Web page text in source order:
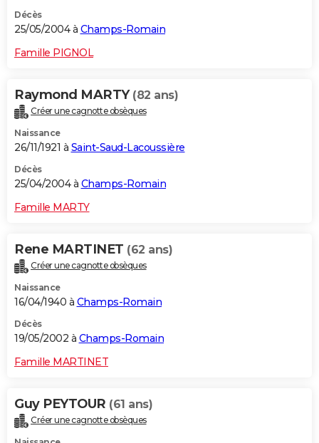
Décès
25/05/2004 à Champs-Romain
Famille PIGNOL
Raymond MARTY (82 ans)
Créer une cagnotte obsèques
Naissance
26/11/1921 à Saint-Saud-Lacoussière
Décès
25/04/2004 à Champs-Romain
Famille MARTY
Rene MARTINET (62 ans)
Créer une cagnotte obsèques
Naissance
16/04/1940 à Champs-Romain
Décès
19/05/2002 à Champs-Romain
Famille MARTINET
Guy PEYTOUR (61 ans)
Créer une cagnotte obsèques